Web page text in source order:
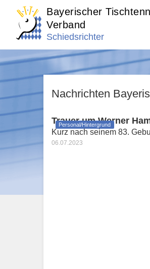
Bayerischer
Verband
Schiedsrichter
Nachrichten
Personal/Hintergrund
Trauer um Werner
Kurz nach seinem 83.
06.07.2023